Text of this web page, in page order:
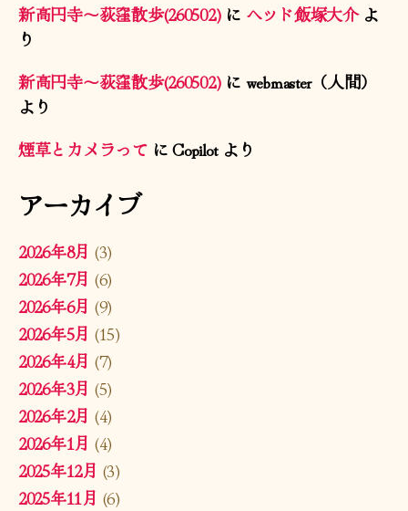
新高円寺〜荻窪散歩(260502)に ヘッド飯塚大介よ
り
新高円寺〜荻窪散歩(260502)に webmaster（人間）
より
煙草とカメラってにCopilotより
アーカイブ
2026年8月 (3)
2026年7月 (6)
2026年6月 (9)
2026年5月 (15)
2026年4月 (7)
2026年3月 (5)
2026年2月 (4)
2026年1月 (4)
2025年12月 (3)
2025年11月 (6)